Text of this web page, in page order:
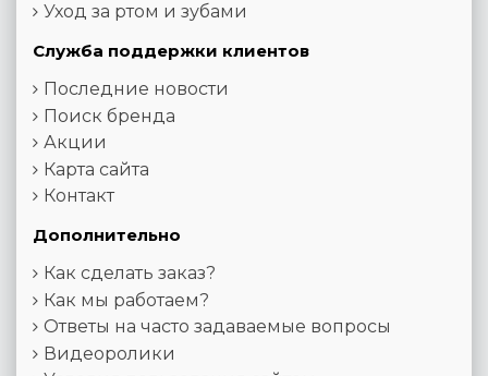
Уход за ртом и зубами
Служба поддержки клиентов
Последние новости
Поиск бренда
Акции
Карта сайта
Контакт
Дополнительно
Как сделать заказ?
Как мы работаем?
Ответы на часто задаваемые вопросы
Видеоролики